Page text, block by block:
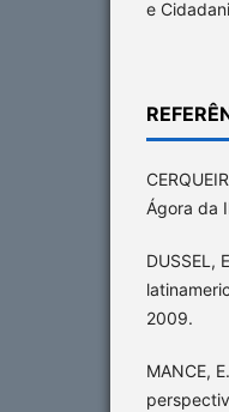
e
Ágora da
DUSSEL,
2009.
MANCE,